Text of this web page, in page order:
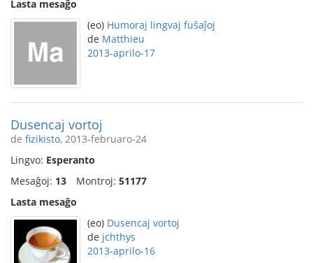
Lasta mesaĝo
(eo) Humoraj lingvaj fuŝaĵoj
de Matthieu
2013-aprilo-17
Dusencaj vortoj
de fizikisto, 2013-februaro-24
Lingvo: Esperanto
Mesaĝoj: 13 Montroj: 51177
Lasta mesaĝo
(eo) Dusencaj vortoj
de jchthys
2013-aprilo-16